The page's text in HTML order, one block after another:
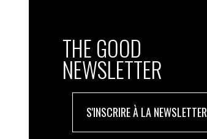
THE GOOD
NEWSLETTER
S'INSCRIRE À LA NEWSLETTER